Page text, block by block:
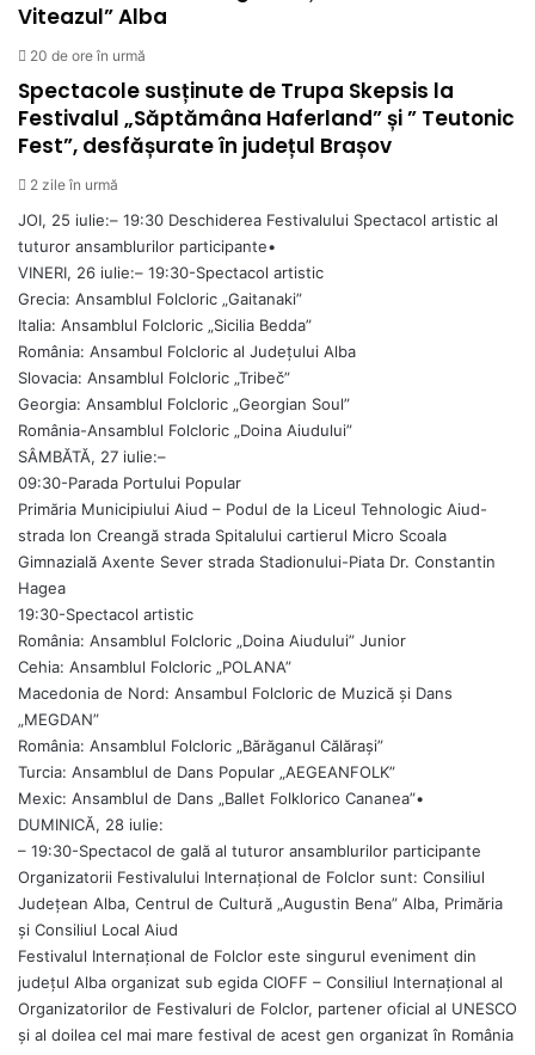
Viteazul” Alba
20 de ore în urmă
Spectacole susținute de Trupa Skepsis la
Festivalul „Săptămâna Haferland” și ” Teutonic
Fest”, desfășurate în județul Brașov
2 zile în urmă
JOI, 25 iulie:– 19:30 Deschiderea Festivalului Spectacol artistic al
tuturor ansamblurilor participante•
VINERI, 26 iulie:– 19:30-Spectacol artistic
Grecia: Ansamblul Folcloric „Gaitanaki”
Italia: Ansamblul Folcloric „Sicilia Bedda”
România: Ansambul Folcloric al Județului Alba
Slovacia: Ansamblul Folcloric „Tribeč”
Georgia: Ansamblul Folcloric „Georgian Soul”
România-Ansamblul Folcloric „Doina Aiudului”
SÂMBĂTĂ, 27 iulie:–
09:30-Parada Portului Popular
Primăria Municipiului Aiud – Podul de la Liceul Tehnologic Aiud-
strada Ion Creangă strada Spitalului cartierul Micro Scoala
Gimnazială Axente Sever strada Stadionului-Piata Dr. Constantin
Hagea
19:30-Spectacol artistic
România: Ansamblul Folcloric „Doina Aiudului” Junior
Cehia: Ansamblul Folcloric „POLANA”
Macedonia de Nord: Ansambul Folcloric de Muzică şi Dans
„MEGDAN”
România: Ansamblul Folcloric „Bărăganul Călăraşi”
Turcia: Ansamblul de Dans Popular „AEGEANFOLK”
Mexic: Ansamblul de Dans „Ballet Folklorico Cananea”•
DUMINICĂ, 28 iulie:
– 19:30-Spectacol de gală al tuturor ansamblurilor participante
Organizatorii Festivalului Internațional de Folclor sunt: Consiliul
Județean Alba, Centrul de Cultură „Augustin Bena” Alba, Primăria
și Consiliul Local Aiud
Festivalul Internațional de Folclor este singurul eveniment din
județul Alba organizat sub egida CIOFF – Consiliul Internațional al
Organizatorilor de Festivaluri de Folclor, partener oficial al UNESCO
și al doilea cel mai mare festival de acest gen organizat în România